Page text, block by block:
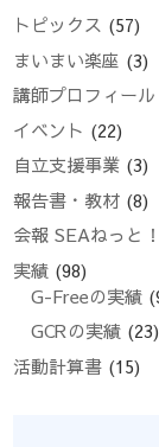
トピックス (57)
まいまい楽座 (3)
講師プロフィール
イベント (22)
自立支援事業 (3)
報告書・教材 (8)
会報 SEAねっと！
実績 (98)
G-Freeの実績
GCRの実績 (23)
活動計算書 (15)